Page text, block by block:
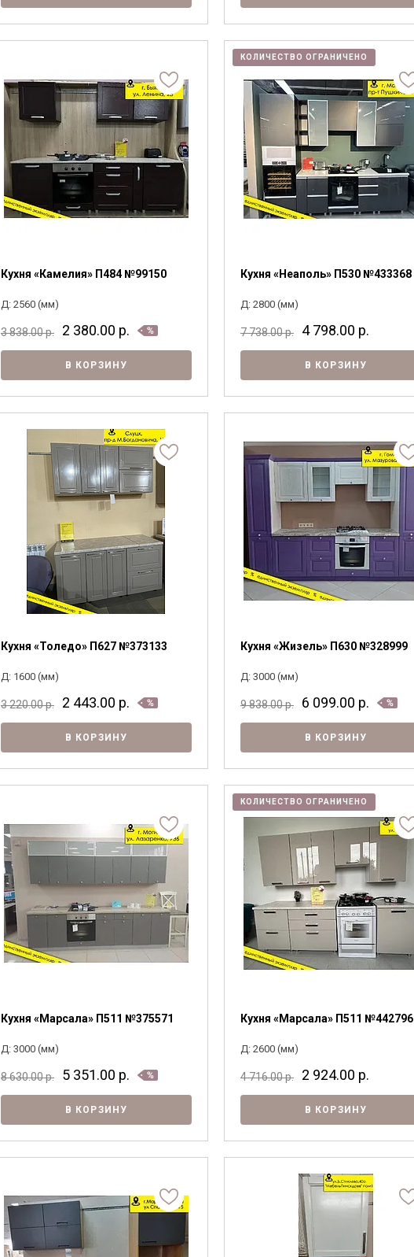
Я ознакомлен сПолитикойв отношении
обработки персональных данных и
Кухня «Камелия» П484 №99150
Д: 2560 (мм)
3 838.00р. 2 380.00 р.
В КОРЗИНУ
КОЛИЧЕСТВО ОГРАНИЧЕНО
Кухня «Неаполь» П530 №433368
Д: 2800 (мм)
7 738.00р. 4 798.00 р.
В КОРЗИНУ
Кухня «Толедо» П627 №373133
Д: 1600 (мм)
3 220.00р. 2 443.00 р.
В КОРЗИНУ
Кухня «Жизель» П630 №328999
Д: 3000 (мм)
9 838.00р. 6 099.00 р.
В КОРЗИНУ
Кухня «Марсала» П511 №375571
Д: 3000 (мм)
8 630.00р. 5 351.00 р.
В КОРЗИНУ
КОЛИЧЕСТВО ОГРАНИЧЕНО
Кухня «Марсала» П511 №442796
Д: 2600 (мм)
4 716.00р. 2 924.00 р.
В КОРЗИНУ